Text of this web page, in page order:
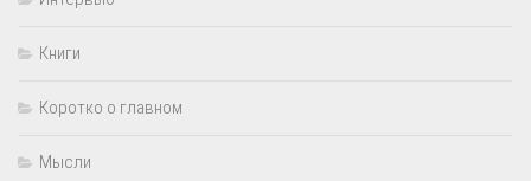
Книги
Коротко о главном
Мысли